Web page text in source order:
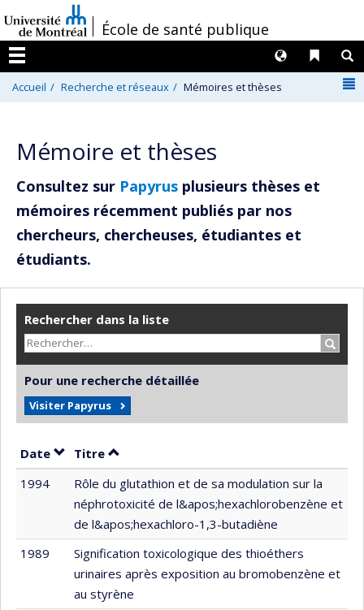
au
contenu
/École de santé publique
Menu
Liens
Langues
Accueil Recherche et réseaux Mémoires et thèses
Mémoire et thèses
Consultez sur Papyrus plusieurs thèses et
mémoires récemment publiés par nos
chercheurs, chercheuses, étudiantes et
étudiants.
Rechercher dans la liste
Pour une recherche détaillée
Visiter Papyrus
Date Trier par date en ordre croissant
Titre Trier par titre en ordre croissant
1994
Rôle du glutathion et de sa modulation sur la
néphrotoxicité de l&apos;hexachlorobenzène et
de l&apos;hexachloro-1,3-butadiène
1989
Signification toxicologique des thioéthers
urinaires après exposition au bromobenzène et
au styrène